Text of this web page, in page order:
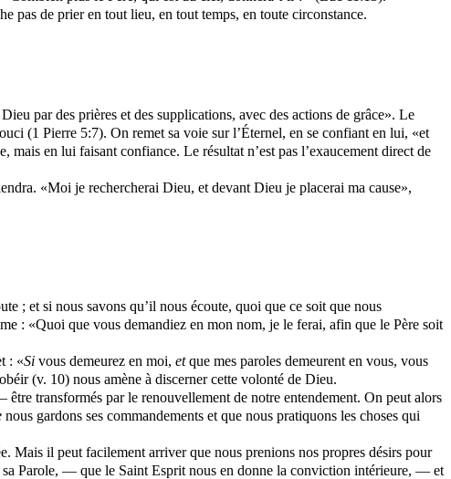
pas de prier en tout lieu, en tout temps, en toute circonstance.
par des prières et des supplications, avec des actions de grâce». Le
(1 Pierre 5:7). On remet sa voie sur l’Éternel, en se confiant en lui, «et
en lui faisant confiance. Le résultat n’est pas l’exaucement direct de
«Moi je rechercherai Dieu, et devant Dieu je placerai ma cause»,
; et si nous savons qu’il nous écoute, quoi que ce soit que nous
: «Quoi que vous demandiez en mon nom, je le ferai, afin que le Père soit
: «Sivous demeurez en moi, etque mes paroles demeurent en vous, vous
(v. 10) nous amène à discerner cette volonté de Dieu.
transformés par le renouvellement de notre entendement. On peut alors
nous gardons ses commandements et que nous pratiquons les choses qui
Mais il peut facilement arriver que nous prenions nos propres désirs pour
Parole, — que le Saint Esprit nous en donne la conviction intérieure, — et